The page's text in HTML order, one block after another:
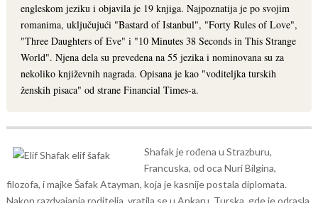
engleskom jeziku i objavila je 19 knjiga. Najpoznatija je po svojim
romanima, uključujući "Bastard of Istanbul", "Forty Rules of Love",
"Three Daughters of Eve" i "10 Minutes 38 Seconds in This Strange
World". Njena dela su prevedena na 55 jezika i nominovana su za
nekoliko književnih nagrada. Opisana je kao "voditeljka turskih
ženskih pisaca" od strane Financial Times-a.
Shafak je rođena u Strazburu,
Francuska, od oca Nuri Bilgina,
filozofa, i majke Šafak Atayman, koja je kasnije postala diplomata.
Nakon razdvajanja roditelja, vratila se u Ankaru, Turska, gde je odrasla